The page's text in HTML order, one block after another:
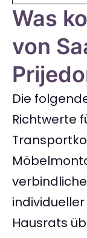
Was
von
Die
Richtwerte
Hausrats